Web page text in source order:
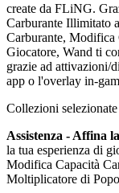
create da FLiNG.
Carburante Illimitato
Carburante, Modifica
Giocatore, Wand ti
grazie ad attivazioni/
app o l'overlay in-
Collezioni
Assistenza - Affina
la tua esperienza di
Modifica Capacità
Moltiplicatore di